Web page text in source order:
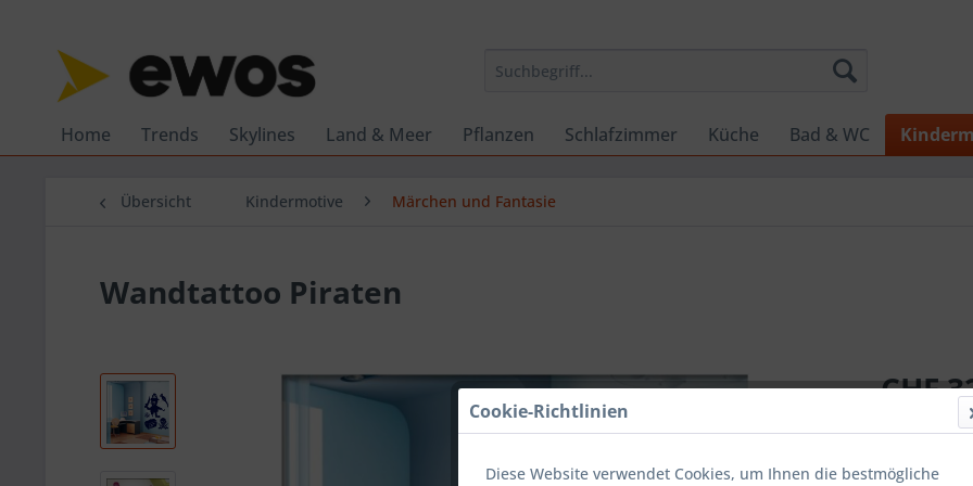
Home Trends Skylines Land & Meer Pflanzen Schlafzimmer Küche Bad & WC
Übersicht Kindermotive Märchen und Fantasie
Wandtattoo Piraten
CHF
Sofort
Cookie-Richtlinien
Diese Website verwendet Cookies, um Ihnen die bestmögliche